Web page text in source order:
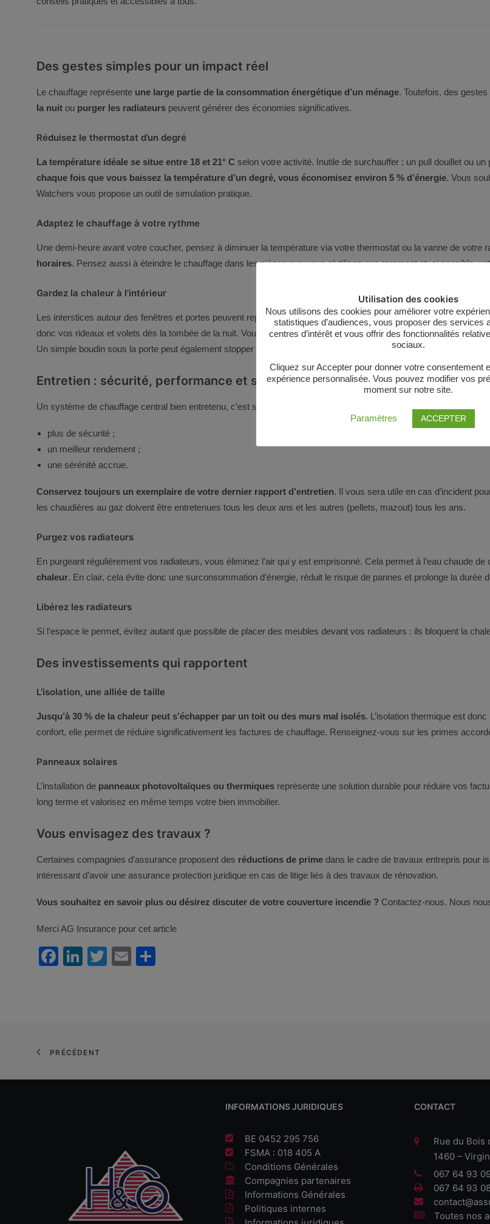
Des gestes simples pour un impact réel
Le chauffage représente une large partie de la consommation énergétique d’un ménage. Toutefois, des
la nuit ou purger les radiateurs peuvent générer des économies significatives.
Réduisez le thermostat d’un degré
La température idéale se situe entre 18 et 21° C selon votre activité. Inutile de surchauffer : un pull douillet ou
chaque fois que vous baissez la température d’un degré, vous économisez environ 5 % d’énergie. Vous
Watchers vous propose un outil de simulation pratique.
Adaptez le chauffage à votre rythme
Une demi-heure avant votre coucher, pensez à diminuer la température via votre thermostat ou la vanne de votre
horaires. Pensez aussi à éteindre le chauffage dans les pièces que vous n’utilisez que rarement et, si possible,
Gardez la chaleur à l’intérieur
Les interstices autour des fenêtres et portes peuvent représenter10 % des pertes de chaleur. En effet, en cas
donc vos rideaux et volets dès la tombée de la nuit. Vous pouvez aussi placer desbandes anti-courants d’air
Un simple boudin sous la porte peut également stopper une partie des infiltrations d’air.
Entretien : sécurité, performance et sérénité
Un système de chauffage central bien entretenu, c’est s’offrir :
plus de sécurité ;
un meilleur rendement ;
une sérénité accrue.
Conservez toujours un exemplaire de votre dernier rapport d’entretien. Il vous sera utile en cas d’incident
les chaudières au gaz doivent être entretenues tous les deux ans et les autres (pellets, mazout) tous les ans.
Purgez vos radiateurs
En purgeant régulièrement vos radiateurs, vous éliminez l’air qui y est emprisonné. Cela permet à l’eau chaude
chaleur. En clair, cela évite donc une surconsommation d’énergie, réduit le risque de pannes et prolonge la durée
Libérez les radiateurs
Si l’espace le permet, évitez autant que possible de placer des meubles devant vos radiateurs : ils bloquent la
Des investissements qui rapportent
L’isolation, une alliée de taille
Jusqu’à 30 % de la chaleur peut s’échapper par un toit ou des murs mal isolés. L’isolation thermique est
confort, elle permet de réduire significativement les factures de chauffage. Renseignez-vous sur les primes
Panneaux solaires
L’installation de panneaux photovoltaïques ou thermiques représente une solution durable pour réduire vos
long terme et valorisez en même temps votre bien immobilier.
Vous envisagez des travaux ?
Certaines compagnies d’assurance proposent des réductions de prime dans le cadre de travaux entrepris pour
intéressant d’avoir une assurance protection juridique en cas de litige liés à des travaux de rénovation.
Vous souhaitez en savoir plus ou désirez discuter de votre couverture incendie ? Contactez-nous. Nous
Merci AG Insurance pour cet article
Facebook
LinkedIn
TwitterEmail
PRÉCÉDENT
INFORMATIONS JURIDIQUES
BE 0452 295 756
FSMA : 018 405 A
Conditions Générales
Compagnies partenaires
Informations Générales
Politiques internes
CONTACT
Rue du Bois
1460 –
067 64 93
067 64 93
Toutes nos
Utilisation des cookies
Nous utilisons des cookies pour améliorer votre
statistiques d’audiences, vous proposer des services
centres d’intérêt et vous offrir des fonctionnalités
sociaux.
Cliquez sur Accepter pour donner votre consentement
expérience personnalisée. Vous pouvez modifier vos
moment sur notre site.
Paramètres ACCEPTER